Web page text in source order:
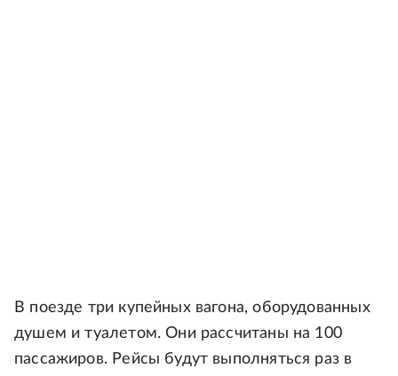
В поезде три купейных вагона, оборудованных
душем и туалетом. Они рассчитаны на 100
пассажиров. Рейсы будут выполняться раз в